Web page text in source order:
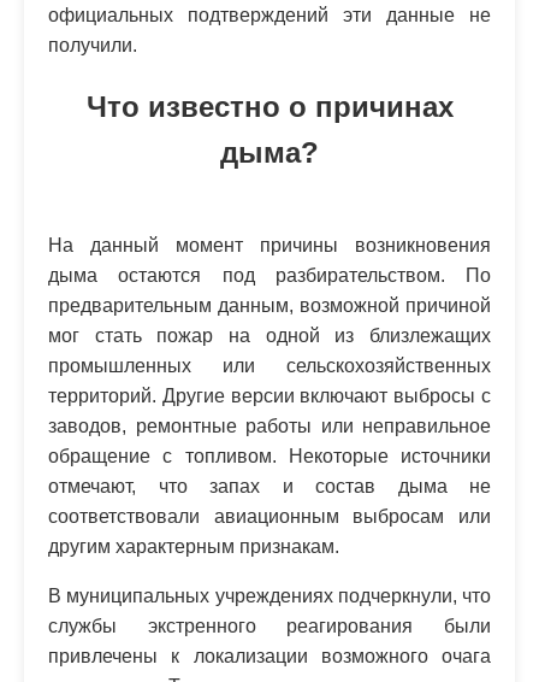
официальных подтверждений эти данные не
получили.
Что известно о причинах
дыма?
На данный момент причины возникновения
дыма остаются под разбирательством. По
предварительным данным, возможной причиной
мог стать пожар на одной из близлежащих
промышленных или сельскохозяйственных
территорий. Другие версии включают выбросы с
заводов, ремонтные работы или неправильное
обращение с топливом. Некоторые источники
отмечают, что запах и состав дыма не
соответствовали авиационным выбросам или
другим характерным признакам.
В муниципальных учреждениях подчеркнули, что
службы экстренного реагирования были
привлечены к локализации возможного очага